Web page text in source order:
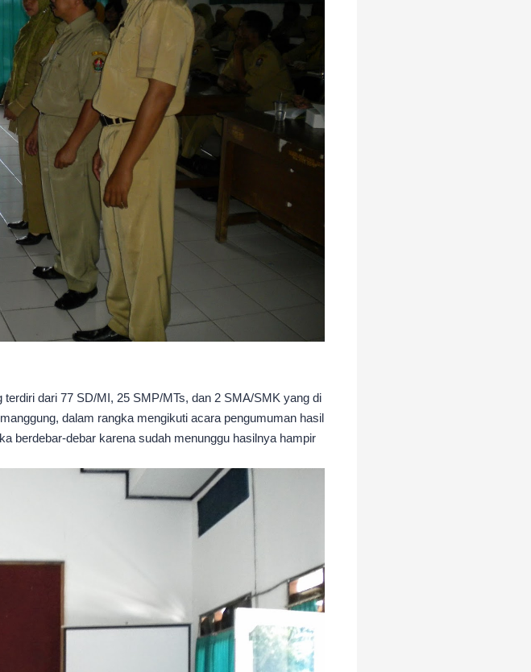
dari 77 SD/MI, 25 SMP/MTs, dan 2 SMA/SMK yang di
dalam rangka mengikuti acara pengumuman hasil
berdebar-debar karena sudah menunggu hasilnya hampir